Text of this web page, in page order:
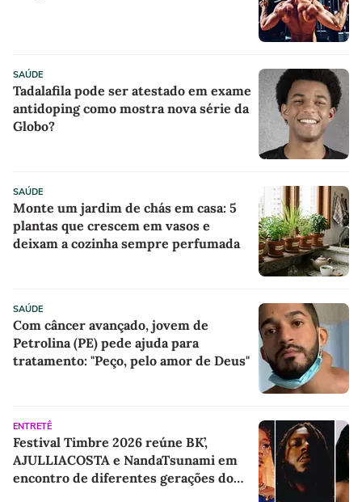
SAÚDE
Tadalafila pode ser atestado em exame
antidoping como mostra nova série da
Globo?
SAÚDE
Monte um jardim de chás em casa: 5
plantas que crescem em vasos e
deixam a cozinha sempre perfumada
SAÚDE
Com câncer avançado, jovem de
Petrolina (PE) pede ajuda para
tratamento: "Peço, pelo amor de Deus"
ENTRETÊ
Festival Timbre 2026 reúne BK’,
AJULLIACOSTA e NandaTsunami em
encontro de diferentes gerações do